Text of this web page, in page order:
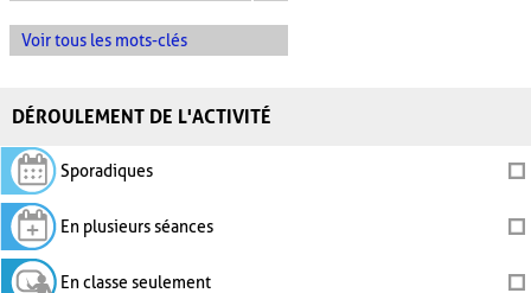
Voir tous les mots-clés
DÉROULEMENT DE L'ACTIVITÉ
Sporadiques
En plusieurs séances
En classe seulement